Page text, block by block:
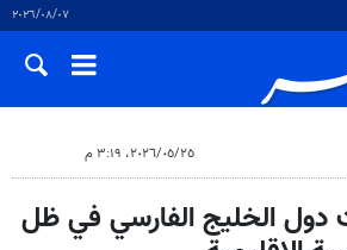
٠٧‏/٠٨‏/٢٠٢٦
٢٥‏/٠٥‏/٢٠٢٦، ٣:١٩ م
دول الخليج الفارسي في ظل